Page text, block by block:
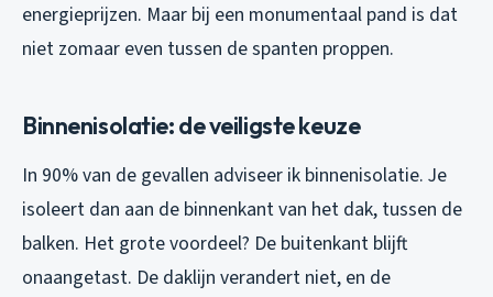
energieprijzen. Maar bij een monumentaal pand is dat
niet zomaar even tussen de spanten proppen.
Binnenisolatie: de veiligste keuze
In 90% van de gevallen adviseer ik binnenisolatie. Je
isoleert dan aan de binnenkant van het dak, tussen de
balken. Het grote voordeel? De buitenkant blijft
onaangetast. De daklijn verandert niet, en de